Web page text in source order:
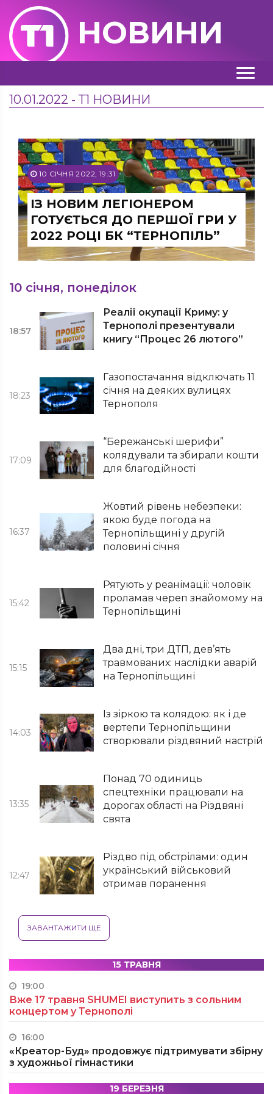
НОВИНИ
10.01.2022 - Т1 НОВИНИ
10 СІЧНЯ 2022, 19:31
ІЗ НОВИМ ЛЕГІОНЕРОМ
ГОТУЄТЬСЯ ДО ПЕРШОЇ ГРИ У
2022 РОЦІ БК “ТЕРНОПІЛЬ”
10 січня, понеділок
18:57
Реалії окупації Криму: у
Тернополі презентували
книгу “Процес 26 лютого”
18:23
Газопостачання відключать 11
січня на деяких вулицях
Тернополя
17:09
“Бережанські шерифи”
колядували та збирали кошти
для благодійності
16:37
Жовтий рівень небезпеки:
якою буде погода на
Тернопільщині у другій
половині січня
15:42
Рятують у реанімації: чоловік
проламав череп знайомому на
Тернопільщині
15:15
Два дні, три ДТП, дев’ять
травмованих: наслідки аварій
на Тернопільщині
14:03
Із зіркою та колядою: як і де
вертепи Тернопільщини
створювали різдвяний настрій
13:35
Понад 70 одиниць
спецтехніки працювали на
дорогах області на Різдвяні
свята
12:47
Різдво під обстрілами: один
український військовий
отримав поранення
ЗАВАНТАЖИТИ ЩЕ
15 ТРАВНЯ
19:00
Вже 17 травня SHUMEI виступить з сольним
концертом у Тернополі
16:00
«Креатор-Буд» продовжує підтримувати збірну
з художньої гімнастики
19 БЕРЕЗНЯ